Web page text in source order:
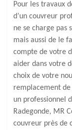
Pour les travaux
d’un couvreur
ne se charge pas
mais aussi de le
compte de votre
aider dans votre
choix de votre
remplacement
un professionnel
Radegonde, MR
couvreur près de